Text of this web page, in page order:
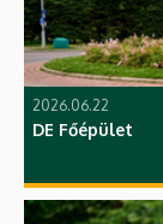
2026.06.22
DE Főépület